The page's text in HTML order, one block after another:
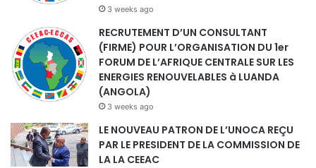
3 weeks ago
RECRUTEMENT D’UN CONSULTANT
(FIRME) POUR L’ORGANISATION DU 1er
FORUM DE L’AFRIQUE CENTRALE SUR LES
ENERGIES RENOUVELABLES à LUANDA
(ANGOLA)
3 weeks ago
LE NOUVEAU PATRON DE L’UNOCA REÇU
PAR LE PRESIDENT DE LA COMMISSION DE
LA LA CEEAC